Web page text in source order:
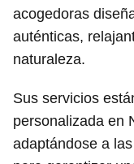
acogedoras
auténticas,
naturaleza.
Sus servicios
personalizada en
adaptándose a